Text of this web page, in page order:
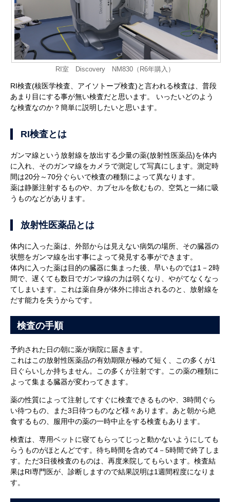
RI室 Discovery NM830（R6年購入）
RI検査(核医学検査、アイソトープ検査)と言われる検査は、普段
あまり目にする事が無い検査だと思います。 いったいどのよう
な検査なのか？簡単に説明したいと思います。
RI検査とは
ガンマ線という放射線を放出する少量の薬(放射性医薬品)を体内
に入れ、そのガンマ線をカメラで測定して写真にします。測定時
間は20分～70分ぐらいで検査の種類によって異なります。
薬は静脈注射するものや、カプセルを飲むもの、空気と一緒に吸
うものなどがあります。
放射性医薬品とは
体内に入った薬は、外部からは見えない病気の場所、その臓器の
状態をガンマ線を出す事によって発見する事ができます。
体内に入った薬は目的の臓器に集まった後、早いものでは1－2時
間で、遅くても数日でガンマ線の力は弱くなり、やがてなくなっ
てしまいます。これは薬自身が体外に排出されるのと、放射線を
だす能力を失うからです。
検査の手順
予約された日の朝に薬が病院に届きます。
これはこの放射性医薬品の有効期限が極めて短く、この多くが1
日ぐらいしか持ちません。この多くが注射です。この薬の種類に
よって集まる臓器が変わってきます。
薬の性質によって注射してすぐに検査できるものや、3時間ぐら
い待つもの、また3日待つものなど様々あります。あと朝から絶
食するもの、服用中の薬の一時中止をする検査もあります。
検査は、専用ベットに寝てもらってじっと動かないようにしても
らうものがほとんどです。待ち時間を含めて4－5時間で終了しま
す。ただ3日後検査のものは、再度来院してもらいます。検査結
果はRI専門医が、診断しますので結果説明は1週間程度になりま
す。